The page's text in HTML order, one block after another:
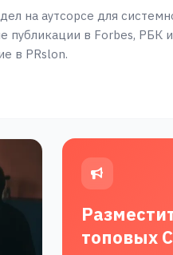
на аутсорсе для
публикации в Forbes, РБК
в PRslon.
топовых